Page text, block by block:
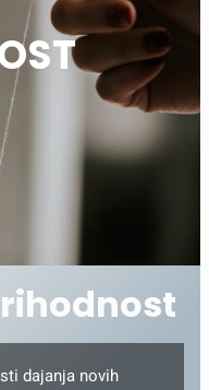
dajanja novih